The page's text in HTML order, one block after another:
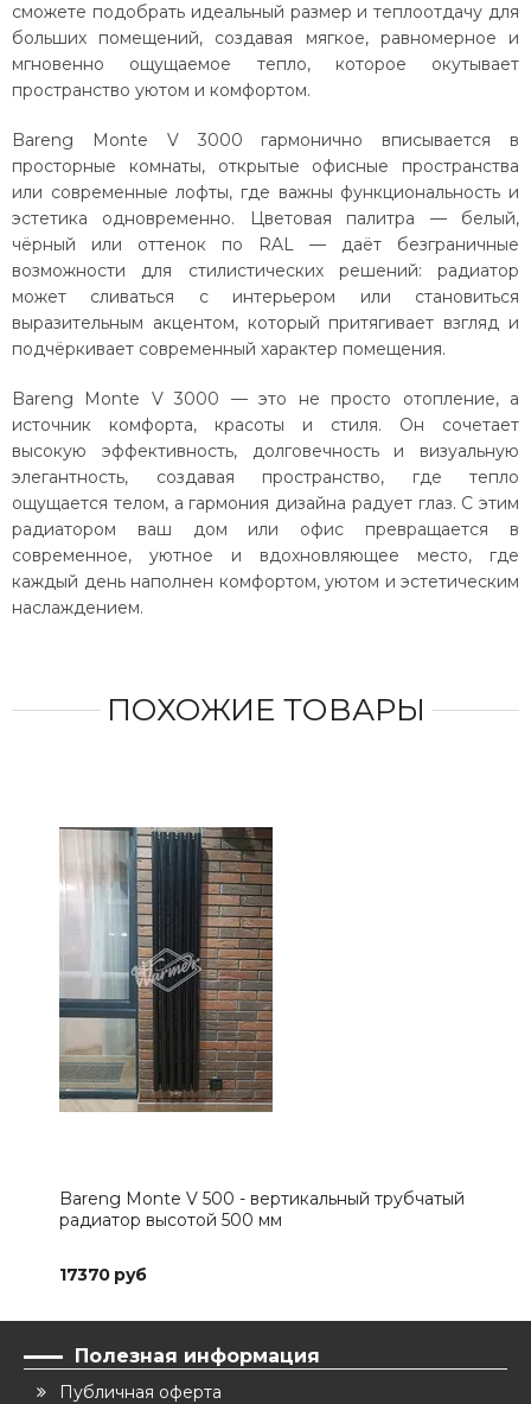
сможете подобрать идеальный размер и теплоотдачу для
больших помещений, создавая мягкое, равномерное и
мгновенно ощущаемое тепло, которое окутывает
пространство уютом и комфортом.
Bareng Monte V 3000 гармонично вписывается в
просторные комнаты, открытые офисные пространства
или современные лофты, где важны функциональность и
эстетика одновременно. Цветовая палитра — белый,
чёрный или оттенок по RAL — даёт безграничные
возможности для стилистических решений: радиатор
может сливаться с интерьером или становиться
выразительным акцентом, который притягивает взгляд и
подчёркивает современный характер помещения.
Bareng Monte V 3000 — это не просто отопление, а
источник комфорта, красоты и стиля. Он сочетает
высокую эффективность, долговечность и визуальную
элегантность, создавая пространство, где тепло
ощущается телом, а гармония дизайна радует глаз. С этим
радиатором ваш дом или офис превращается в
современное, уютное и вдохновляющее место, где
каждый день наполнен комфортом, уютом и эстетическим
наслаждением.
ПОХОЖИЕ ТОВАРЫ
Bareng Monte V 500 - вертикальный трубчатый
радиатор высотой 500 мм
17370 руб
Полезная информация
Публичная оферта